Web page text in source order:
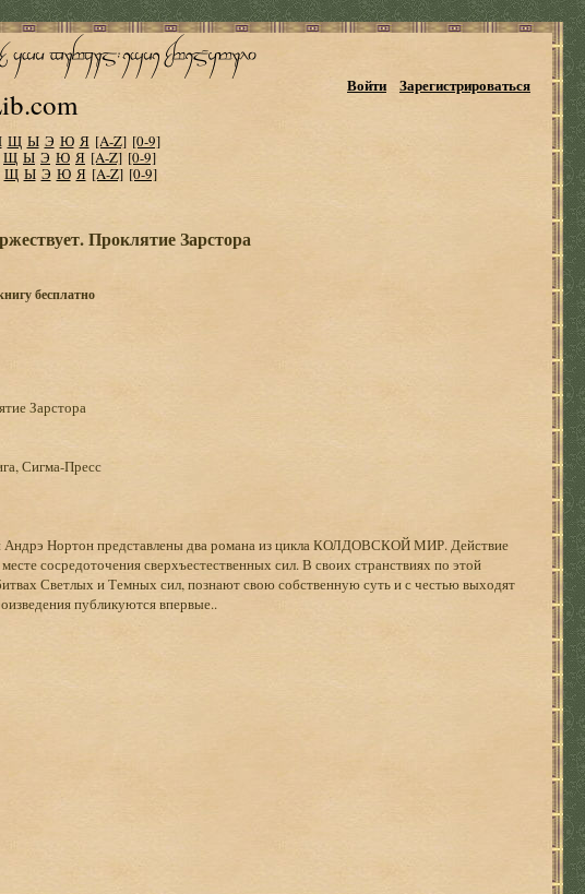
Войти Зарегистрироваться
Щ Ы Э Ю Я [A-Z] [0-9]
Щ Ы Э Ю Я [A-Z] [0-9]
Щ Ы Э Ю Я [A-Z] [0-9]
Проклятие Зарстора
бесплатно
Зарстора
Сигма-Пресс
Андрэ Нортон представлены два романа из цикла КОЛДОВСКОЙ МИР. Действие
сосредоточения сверхъестественных сил. В своих странствиях по этой
Светлых и Темных сил, познают свою собственную суть и с честью выходят
публикуются впервые..